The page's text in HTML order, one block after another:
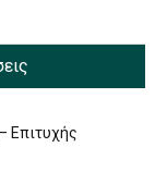
Επιτυχής